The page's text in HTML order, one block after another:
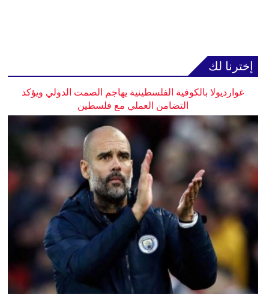
إخترنا لك
غوارديولا بالكوفية الفلسطينية يهاجم الصمت الدولي ويؤكد
التضامن العملي مع فلسطين